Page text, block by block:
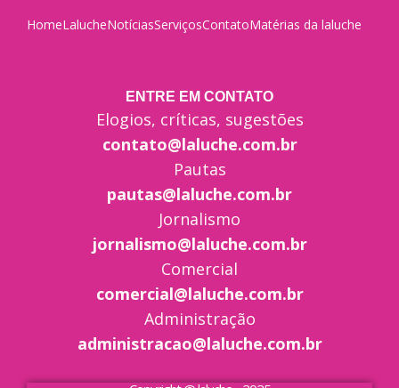
HomeLalucheNotíciasServiçosContatoMatérias da laluche
ENTRE EM CONTATO
Elogios, críticas, sugestões
contato@laluche.com.br
Pautas
pautas@laluche.com.br
Jornalismo
jornalismo@laluche.com.br
Comercial
comercial@laluche.com.br
Administração
administracao@laluche.com.br